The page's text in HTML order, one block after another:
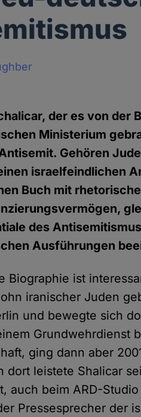
der es von der
Ministerium
Gehören
israelfeindlichen
Buch mit
des
Ausführungen
Biographie ist
iranischer Juden
und bewegte sich
Grundwehrdienst
ging dann aber
dort leistete Shalicar
auch beim ARD-
Pressesprecher der